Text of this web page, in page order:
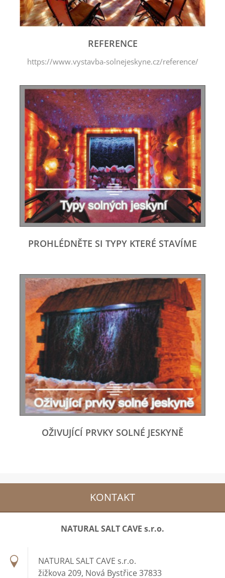
REFERENCE
https://www.vystavba-solnejeskyne.cz/reference/
PROHLÉDNĚTE SI TYPY KTERÉ STAVÍME
OŽIVUJÍCÍ PRVKY SOLNÉ JESKYNĚ
KONTAKT
NATURAL SALT CAVE s.r.o.
NATURAL SALT CAVE s.r.o.
žižkova 209, Nová Bystřice 37833